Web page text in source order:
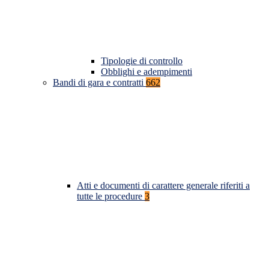
Tipologie di controllo
Obblighi e adempimenti
Bandi di gara e contratti 662
Atti e documenti di carattere generale riferiti a
tutte le procedure 3